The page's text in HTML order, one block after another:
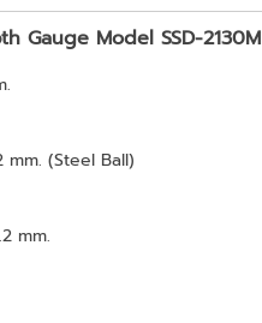
Gauge Model SSD-2130M
mm. (Steel Ball)
mm.